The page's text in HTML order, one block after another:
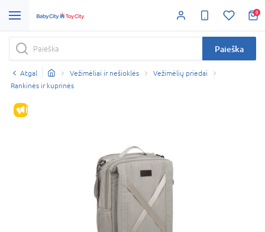
0
Paieška
Atgal Vežimėliai ir nešioklės
Vežimėlių priedai
Rankinės ir kuprinės
IŠPARDAVIMAS